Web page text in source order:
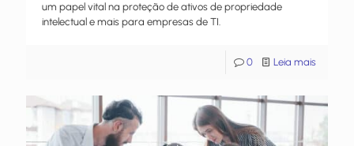
um papel vital na proteção de ativos de propriedade
intelectual e mais para empresas de TI.
0 Leia mais